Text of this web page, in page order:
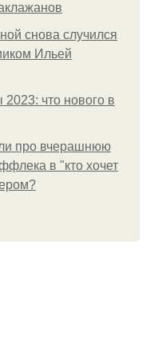
снова случился
Ильей
что нового в
про вчерашнюю
в "кто хочет